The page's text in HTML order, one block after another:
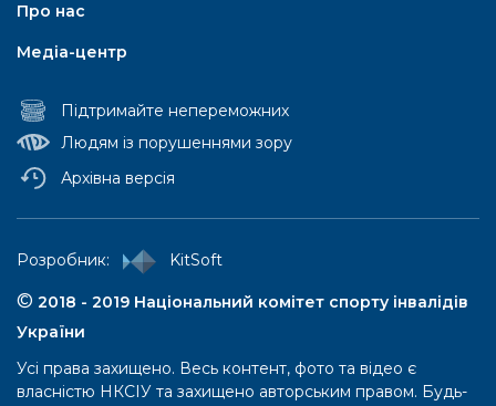
Про нас
Медіа-центр
Підтримайте непереможних
Людям із порушеннями зору
Архівна версія
Паралімпійський рух
Паралімпійські літні ігри
Правила та положення
© 2018 - 2019 Національний комітет спорту інвалідів
України
Pозробник: KitSoft
Усі права захищено. Весь контент, фото та відео є
власністю НКСІУ та захищено авторським правом. Будь-